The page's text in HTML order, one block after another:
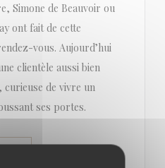
Simone de Beauvoir ou
ont fait de cette
vous. Aujourd’hui
clientèle aussi bien
curieuse de vivre un
ses portes.
((APRE UNA NUOVA FINESTRA))